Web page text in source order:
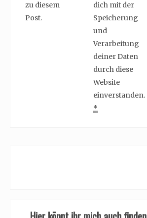
zu diesem
Post.
dich mit der
Speicherung
und
Verarbeitung
deiner Daten
durch diese
Website
einverstanden.
*